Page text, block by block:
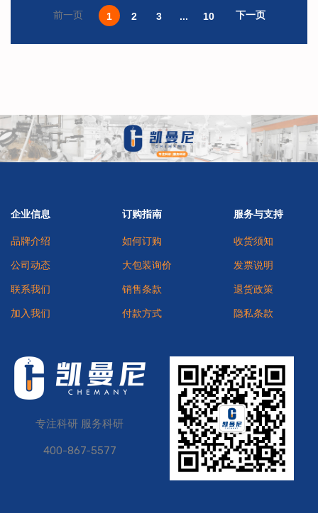
前一页 1 2 3 ... 10 下一页
企业信息
品牌介绍
公司动态
联系我们
加入我们
订购指南
如何订购
大包装询价
销售条款
付款方式
服务与支持
收货须知
发票说明
退货政策
隐私条款
专注科研 服务科研
400-867-5577